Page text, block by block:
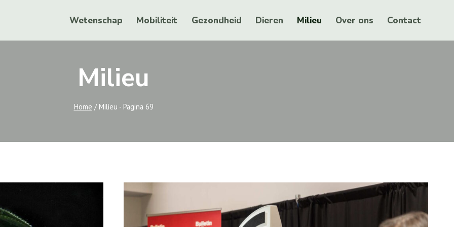
Wetenschap Mobiliteit Gezondheid Dieren Milieu Over ons Contact
Milieu
Home / Milieu - Pagina 69